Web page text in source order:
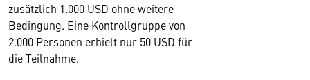
zusätzlich 1.000 USD ohne weitere
Bedingung. Eine Kontrollgruppe von
2.000 Personen erhielt nur 50 USD für
die Teilnahme.